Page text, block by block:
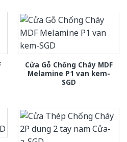
Cửa Gỗ Chống Cháy MDF
Melamine P1 van kem-
SGD